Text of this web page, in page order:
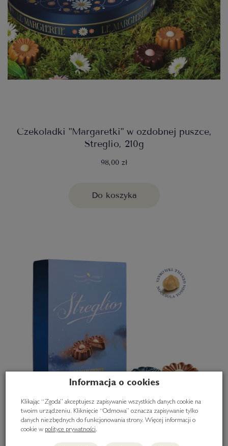
Czekoladki "Margaretki" w ozdobnej puszce,
Streglio, 210g
98,00 zł
Do koszyka
Informacja o cookies
Klikając “Zgoda” akceptujesz zapisywanie wszystkich danych cookie na
twoim urządzeniu. Kliknięcie “Odmowa” oznacza zapisywanie tylko
danych niezbędnych do funkcjonowania strony. Więcej informacji o
cookie w polityce prywatności.